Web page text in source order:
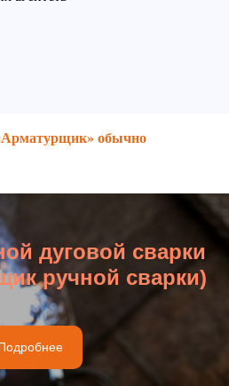
обычно
дуговой сварки
ручной сварки)